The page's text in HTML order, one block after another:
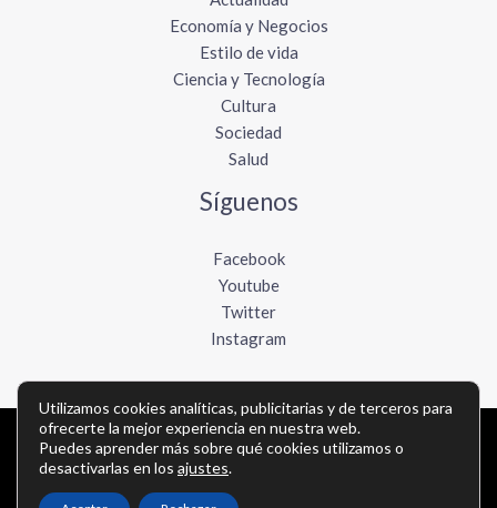
Economía y Negocios
Estilo de vida
Ciencia y Tecnología
Cultura
Sociedad
Salud
Síguenos
Facebook
Youtube
Twitter
Instagram
Copyright © Todos los derechos reservados -
elboletinmexicano.com
Utilizamos cookies analíticas, publicitarias y de terceros para
ofrecerte la mejor experiencia en nuestra web.
Puedes aprender más sobre qué cookies utilizamos o
desactivarlas en los ajustes.